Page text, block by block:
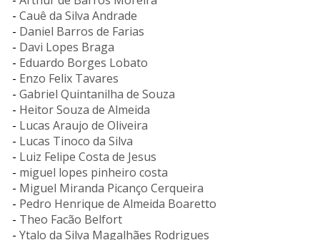
- Cauê da Silva Andrade
- Daniel Barros de Farias
- Davi Lopes Braga
- Eduardo Borges Lobato
- Enzo Felix Tavares
- Gabriel Quintanilha de Souza
- Heitor Souza de Almeida
- Lucas Araujo de Oliveira
- Lucas Tinoco da Silva
- Luiz Felipe Costa de Jesus
- miguel lopes pinheiro costa
- Miguel Miranda Picanço Cerqueira
- Pedro Henrique de Almeida Boaretto
- Theo Facão Belfort
- Ytalo da Silva Magalhães Rodrigues